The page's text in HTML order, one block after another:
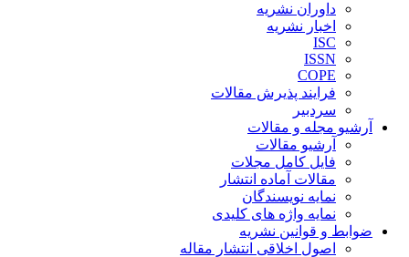
داوران نشریه
اخبار نشریه
ISC
ISSN
COPE
فرایند پذیرش مقالات
سردبیر
آرشیو مجله و مقالات
آرشیو مقالات
فایل کامل مجلات
مقالات آماده انتشار
نمایه نویسندگان
نمایه واژه های کلیدی
ضوابط و قوانین نشریه
اصول اخلاقی انتشار مقاله